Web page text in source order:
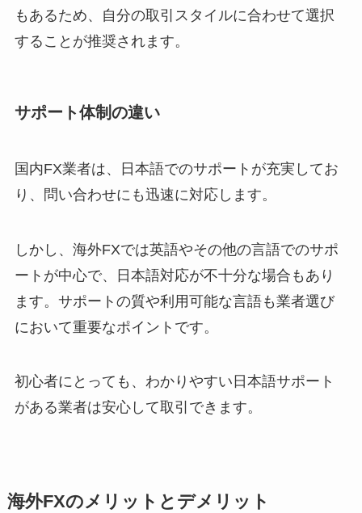
もあるため、自分の取引スタイルに合わせて選択
することが推奨されます。
サポート体制の違い
国内FX業者は、日本語でのサポートが充実してお
り、問い合わせにも迅速に対応します。
しかし、海外FXでは英語やその他の言語でのサポ
ートが中心で、日本語対応が不十分な場合もあり
ます。サポートの質や利用可能な言語も業者選び
において重要なポイントです。
初心者にとっても、わかりやすい日本語サポート
がある業者は安心して取引できます。
海外FXのメリットとデメリット